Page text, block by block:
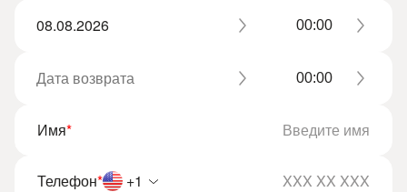
Имя*
Телефон* +1